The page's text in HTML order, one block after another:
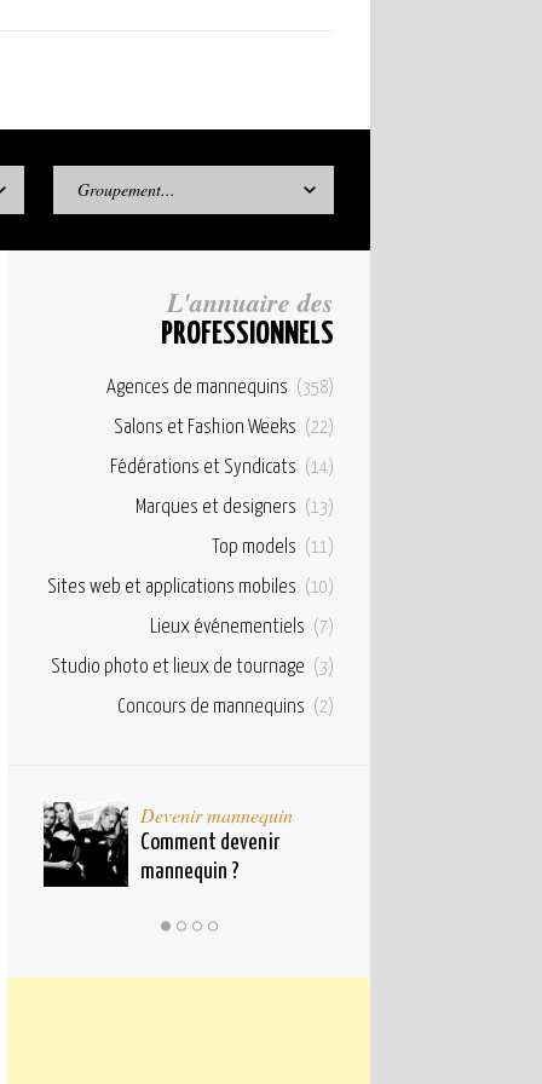
Groupement...
L'annuaire des
PROFESSIONNELS
Agences de mannequins (358)
Salons et Fashion Weeks (22)
Fédérations et Syndicats (14)
Marques et designers (13)
Top models (11)
Sites web et applications mobiles (10)
Lieux événementiels (7)
Studio photo et lieux de tournage (3)
Concours de mannequins (2)
Devenir mannequin
Comment devenir
mannequin ?